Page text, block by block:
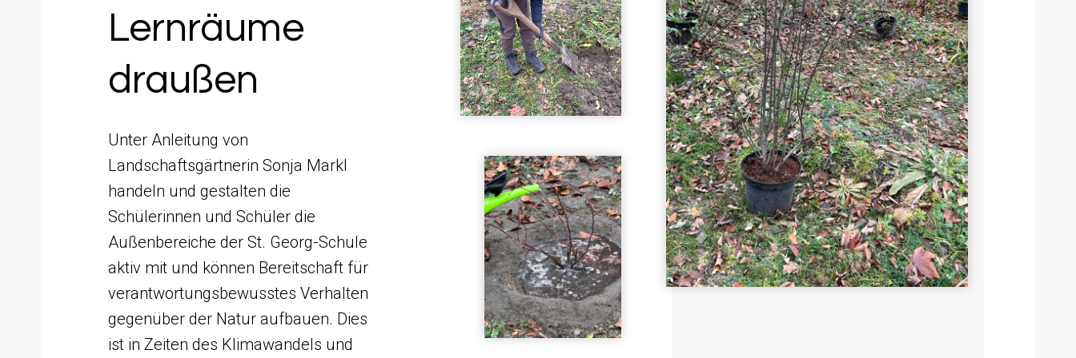
Lernräume
draußen
Unter Anleitung von
Landschaftsgärtnerin Sonja Markl
handeln und gestalten die
Schülerinnen und Schüler die
Außenbereiche der St. Georg-Schule
aktiv mit und können Bereitschaft für
verantwortungsbewusstes Verhalten
gegenüber der Natur aufbauen. Dies
ist in Zeiten des Klimawandels und